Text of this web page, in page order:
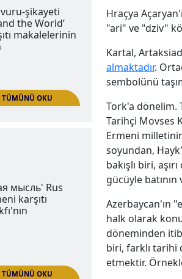
TÜMÜNÜ OKU
başvuru-şikayeti
and the World’
karşıtı makalelerinin
Hraçya
"ari" ve "dziv"
Kartal,
almaktadır.
sembolünü
Tork'a dönelim.
Tarihçi Movses
Ermeni
soyundan,
bakışlı biri,
gücüyle batının
Azerbaycan'ın
halk olarak
döneminden
biri, farklı tarihi
etmektir.